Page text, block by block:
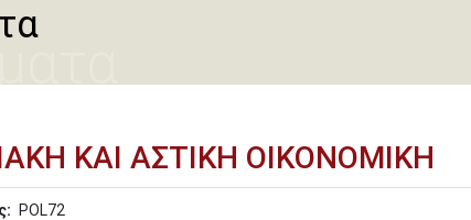
ΚΑΙ ΑΣΤΙΚΗ ΟΙΚΟΝΟΜΙΚΗ
POL72